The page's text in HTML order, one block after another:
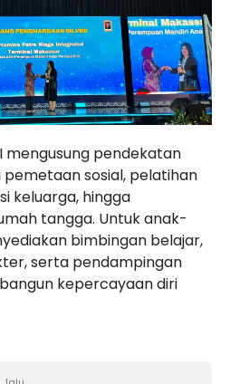
mengusung pendekatan
sosial, pelatihan
keluarga, hingga
tangga. Untuk anak-
bimbingan belajar,
serta pendampingan
kepercayaan diri